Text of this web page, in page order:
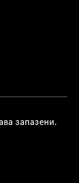
запазени.